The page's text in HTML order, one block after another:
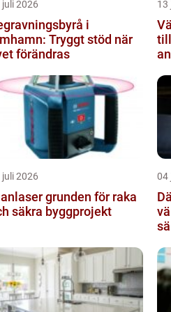
juli 2026
i
Tryggt stöd när
förändras
13
juli 2026
grunden för raka
säkra byggprojekt
04